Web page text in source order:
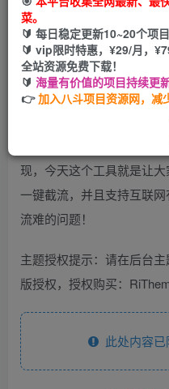
您当前未登
全行业都需要流量，有流
现，今天这个工具就是让
一键截流，并且支持互联
流难的问题！
主题授权提示：请在后台
版授权，授权购买：
此处内容已
菜。
🔰 每日稳定更新10~20个项
🔰 vip限时特惠，¥29/月，
全站资源免费下载！
🔰 海量有价值的项目持续更
👉加入八斗项目资源网，减